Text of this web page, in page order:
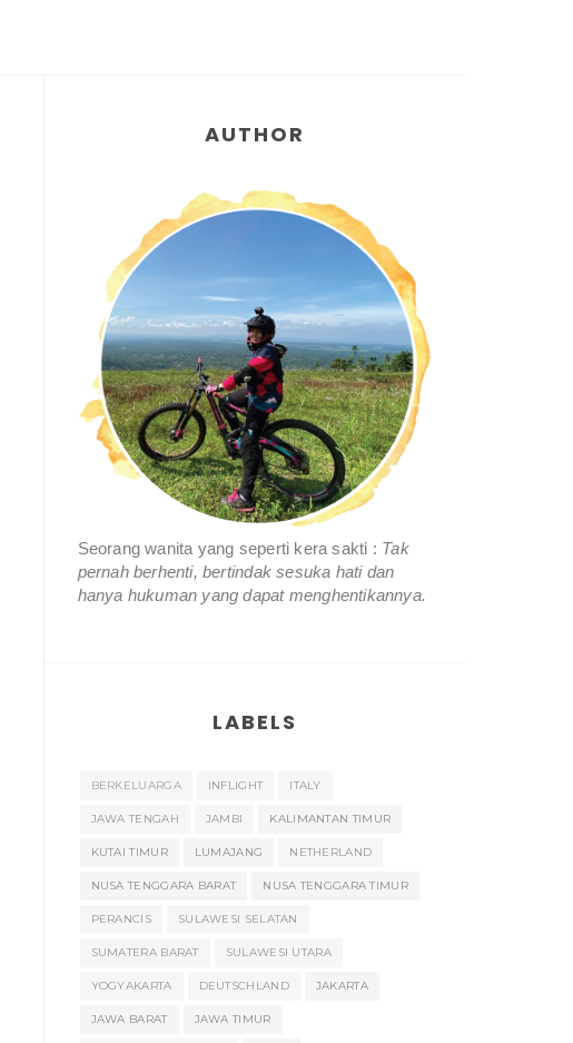
AUTHOR
Seorang wanita yang seperti kera sakti : Tak
pernah berhenti, bertindak sesuka hati dan
hanya hukuman yang dapat menghentikannya.
LABELS
BERKELUARGA INFLIGHT ITALY
JAWA TENGAH JAMBI KALIMANTAN TIMUR
KUTAI TIMUR LUMAJANG NETHERLAND
NUSA TENGGARA BARAT NUSA TENGGARA TIMUR
PERANCIS SULAWESI SELATAN
SUMATERA BARAT SULAWESI UTARA
YOGYAKARTA DEUTSCHLAND JAKARTA
JAWA BARAT JAWA TIMUR